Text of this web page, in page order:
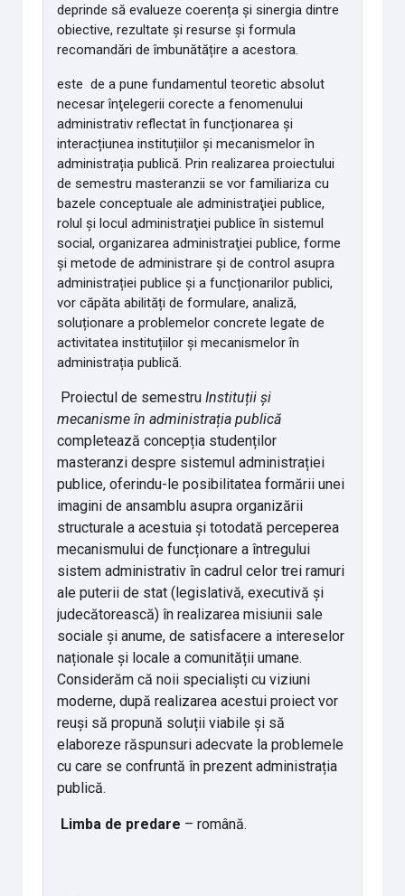
deprinde să evalueze coerența și sinergia dintre
obiective, rezultate și resurse și formula
recomandări de îmbunătățire a acestora.
este de a pune fundamentul teoretic absolut
necesar înţelegerii corecte a fenomenului
administrativ reflectat în funcționarea și
interacțiunea instituțiilor și mecanismelor în
administrația publică. Prin realizarea proiectului
de semestru masteranzii se vor familiariza cu
bazele conceptuale ale administraţiei publice,
rolul şi locul administraţiei publice în sistemul
social, organizarea administraţiei publice, forme
şi metode de administrare și de control asupra
administrației publice și a funcționarilor publici,
vor căpăta abilități de formulare, analiză,
soluționare a problemelor concrete legate de
activitatea instituțiilor și mecanismelor în
administrația publică.
Proiectul de semestruInstituții și
mecanisme în administrația publică
completează concepția studenților
masteranzi despre sistemul administrației
publice, oferindu-le posibilitatea formării unei
imagini de ansamblu asupra organizării
structurale a acestuia și totodată perceperea
mecanismului de funcționare a întregului
sistem administrativ în cadrul celor trei ramuri
ale puterii de stat (legislativă, executivă și
judecătorească) în realizarea misiunii sale
sociale și anume, de satisfacere a intereselor
naționale și locale a comunității umane.
Considerăm că noii specialiști cu viziuni
moderne, după realizarea acestui proiect vor
reuși să propună soluții viabile și să
elaboreze răspunsuri adecvate la problemele
cu care se confruntă în prezent administrația
publică.
Limba de predare – română.